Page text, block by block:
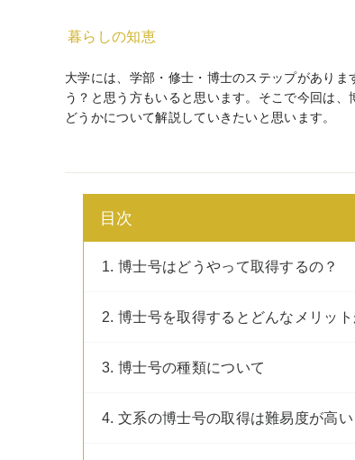
暮らしの知恵
大学には、学部・修士・博士のステップがあり
う？と思う方もいると思います。そこで今回は
どうかについて解説していきたいと思います。
目次
1. 博士号はどうやって取得するの？
2. 博士号を取得するとどんなメリット
3. 博士号の種類について
4. 文系の博士号の取得は難易度が高い